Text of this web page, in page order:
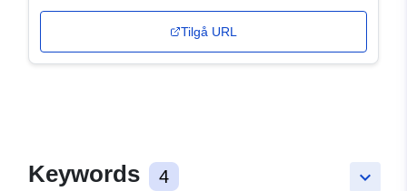
Tilgå URL
keyboard_arrow_down
Keywords 4